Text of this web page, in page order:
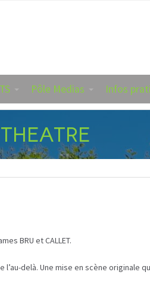
Pôle Medias Infos
BRU et CALLET.
delà. Une mise en scène originale